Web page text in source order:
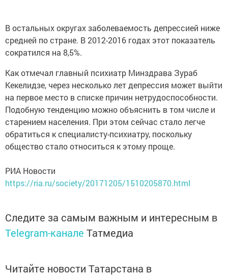
В остальных округах заболеваемость депрессией ниже
средней по стране. В 2012-2016 годах этот показатель
сократился на 8,5%.
Как отмечал главный психиатр Минздрава Зураб
Кекелидзе, через несколько лет депрессия может выйти
на первое место в списке причин нетрудоспособности.
Подобную тенденцию можно объяснить в том числе и
старением населения. При этом сейчас стало легче
обратиться к специалисту-психиатру, поскольку
общество стало относиться к этому проще.
РИА Новости
https://ria.ru/society/20171205/1510205870.html
Следите за самым важным и интересным в
Telegram-канале Татмедиа
Читайте новости Татарстана в